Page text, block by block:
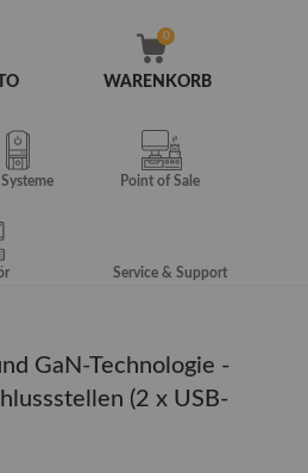
WARENKORB
Systeme Point of Sale
Service & Support
GaN-Technologie -
(2 x USB-